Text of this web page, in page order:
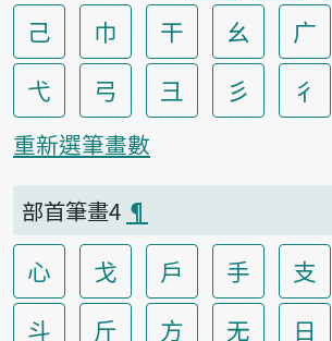
己
巾 干 幺 广
弋
弓 彐 彡 彳
重新選筆畫數
部首筆畫4 ¶
心 戈 戶 手 支
斗
斤 方 无 日